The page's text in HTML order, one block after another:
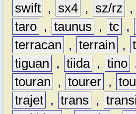
swift , sx4 , sz/rz ,
taro , taunus , tc ,
terracan
, terrain ,
tiguan
, tiida , tino
touran
, tourer ,
trajet , trans ,